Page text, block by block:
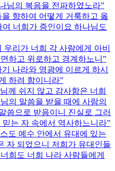
님의 복음을 전파하였노라
향하여 어떻게 거룩하고 옳
너희가 증인이요 하나님도
리가 너희 각 사람에게 아비
하고 위로하고 경계하노니
나라와 영광에 이르게 하시
하려 함이니라
께 쉬지 않고 감사함은 너희
의 말씀을 받을 때에 사람의
씀으로 받음이니 진실로 그러
는 자 속에서 역사하느니라
도 예수 안에서 유대에 있는
자 되었으니 저희가 유대인들
희도 너희 나라 사람들에게